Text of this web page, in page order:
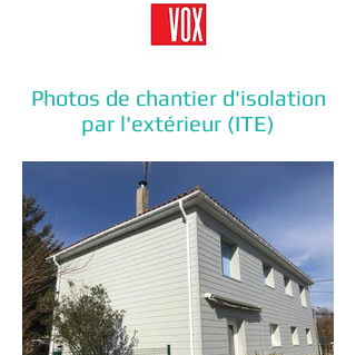
Photos de chantier d'isolation
par l'extérieur (ITE)